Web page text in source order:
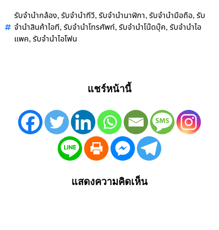
รับจำนำกล้อง, รับจำนำทีวี, รับจำนำนาฬิกา, รับจำนำมือถือ, รับ
จำนำสินค้าไอที, รับจำนำโทรศัพท์, รับจำนำโน๊ดบุ๊ค, รับจำนำไอ
แพค, รับจำนำไอโฟน
แชร์หน้านี้
แสดงความคิดเห็น